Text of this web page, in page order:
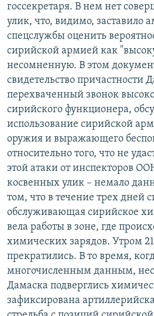
госсекретаря. В нем нет
улик, что, видимо, заставило
спецслужбы оценить
сирийской армией как
несомненную. В этом
свидетельство причастности
перехваченный звонок
сирийского функционера,
использование сирийской
оружия и выражающего
относительно того, что не
этой атаки от инспекторов
косвенных улик – немало
том, что в течение трех дней
обслуживающая сирийское
вела работы в зоне, где
химических зарядов. Утром 21
прекратились. В то время,
многочисленным данным,
Дамаска подверглись
зафиксирована